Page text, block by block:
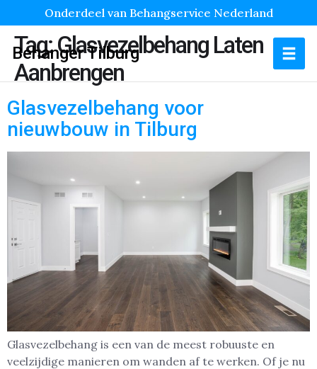
Onderdeel van Behangservice Nederland
Behanger Tilburg
Tag:Glasvezelbehang Laten
Aanbrengen
Glasvezelbehang voor
nieuwbouw in Tilburg
Glasvezelbehang is een van de meest robuuste en
veelzijdige manieren om wanden af te werken. Of je nu